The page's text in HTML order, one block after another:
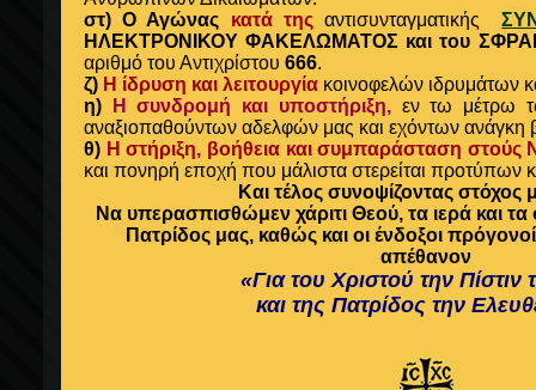
στ) Ο Αγώνας κατά τηςαντισυνταγματικής
ΗΛΕΚΤΡΟΝΙΚΟΥ ΦΑΚΕΛΩΜΑΤΟΣ και του
αριθμό του Αντιχρίστου 666.
ζ) Η ίδρυση και λειτουργία κοινοφελών ιδρυμάτων
η)
Η συνδρομή και υποστήριξη, εν τω μέτρω
αναξιοπαθούντων αδελφών μας και εχόντων ανάγκη
θ) Η στήριξη, βοήθεια και συμπαράσταση στούς
και πονηρή εποχή που μάλιστα στερείται προτύπων
Και τέλος συνοψίζοντας στόχος
Να υπερασπισθώμεν χάριτι Θεού, τα ιερά και τα
Πατρίδος μας, καθώς και οι ένδοξοι
απέθανον
«Για του Χριστού την Πίστιν
και της Πατρίδος την